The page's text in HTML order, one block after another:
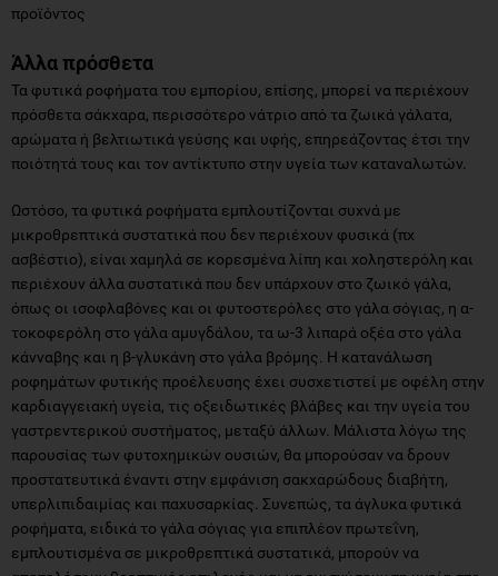
Τα φυτικά ροφήματα του εμπορίου, επίσης, μπορεί να περιέχουν
αρώματα ή βελτιωτικά γεύσης και υφής, επηρεάζοντας έτσι την
ποιότητά τους και τον αντίκτυπο στην υγεία των καταναλωτών.
Ωστόσο, τα φυτικά ροφήματα εμπλουτίζονται συχνά με
μικροθρεπτικά συστατικά που δεν περιέχουν φυσικά (πχ
περιέχουν άλλα συστατικά που δεν υπάρχουν στο ζωικό γάλα,
όπως οι ισοφλαβόνες και οι φυτοστερόλες στο γάλα σόγιας, η α-
τοκοφερόλη στο γάλα αμυγδάλου, τα ω-3 λιπαρά οξέα στο γάλα
κάνναβης και η β-γλυκάνη στο γάλα βρόμης. Η κατανάλωση
ροφημάτων φυτικής προέλευσης έχει συσχετιστεί με οφέλη στην
καρδιαγγειακή υγεία, τις οξειδωτικές βλάβες και την υγεία του
γαστρεντερικού συστήματος, μεταξύ άλλων. Μάλιστα λόγω της
παρουσίας των φυτοχημικών ουσιών, θα μπορούσαν να δρουν
προστατευτικά έναντι στην εμφάνιση σακχαρώδους διαβήτη,
υπερλιπιδαιμίας και παχυσαρκίας. Συνεπώς, τα άγλυκα φυτικά
ροφήματα, ειδικά το γάλα σόγιας για επιπλέον πρωτεΐνη,
εμπλουτισμένα σε μικροθρεπτικά συστατικά, μπορούν να
αποτελέσουν θρεπτικές επιλογές και να ενισχύσουν τη υγεία στο
πλαίσιο και μιας ισορροπημένης συνολικά διατροφής.